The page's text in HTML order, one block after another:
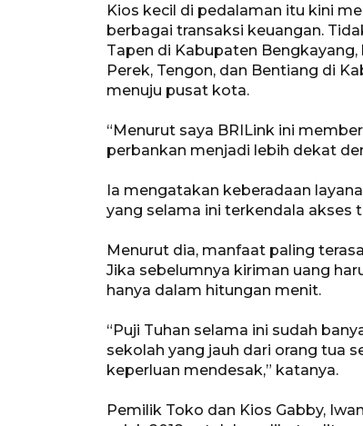
Kios kecil di pedalaman itu kini
berbagai transaksi keuangan.
Tapen di Kabupaten
Perek, Tengon, dan Bentiang di
menuju pusat kota.
“Menurut saya BRILink ini
perbankan menjadi lebih dekat
Ia mengatakan keberadaan
yang selama ini terkendala akses
Menurut dia, manfaat paling
Jika sebelumnya kiriman uang
hanya dalam hitungan menit.
“Puji Tuhan selama ini sudah
sekolah yang jauh dari orang tua
keperluan mendesak,” katanya.
Pemilik Toko dan Kios Gabby,